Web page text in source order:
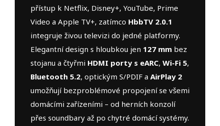
přístup k Netflix, Disney+, YouTube, Prime
Video a Apple TV+, zatímco HbbTV 2.0.1
integruje živou televizi do jedné platformy.
Elegantní design s hloubkou jen 127 mm bez
stojanu a čtyřmi HDMI porty s eARC, Wi-Fi 5,
Bluetooth 5.2, optickým S/PDIF a AirPlay 2
umožňují bezproblémové propojení se všemi
domácími zařízeními – od herních konzolí
přes soundbary až po chytré domácí systémy.